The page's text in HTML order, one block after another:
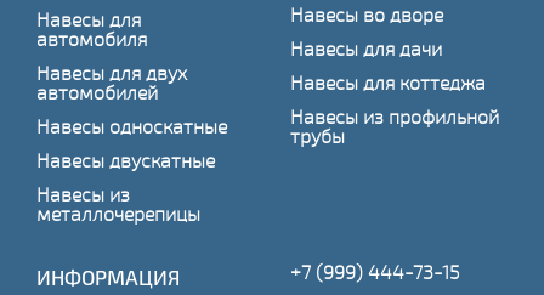
Навесы для
автомобиля
Навесы для двух
автомобилей
Навесы односкатные
Навесы двускатные
Навесы из
металлочерепицы
Навесы во дворе
Навесы для дачи
Навесы для коттеджа
Навесы из профильной
трубы
ИНФОРМАЦИЯ +7 (999) 444-73-15